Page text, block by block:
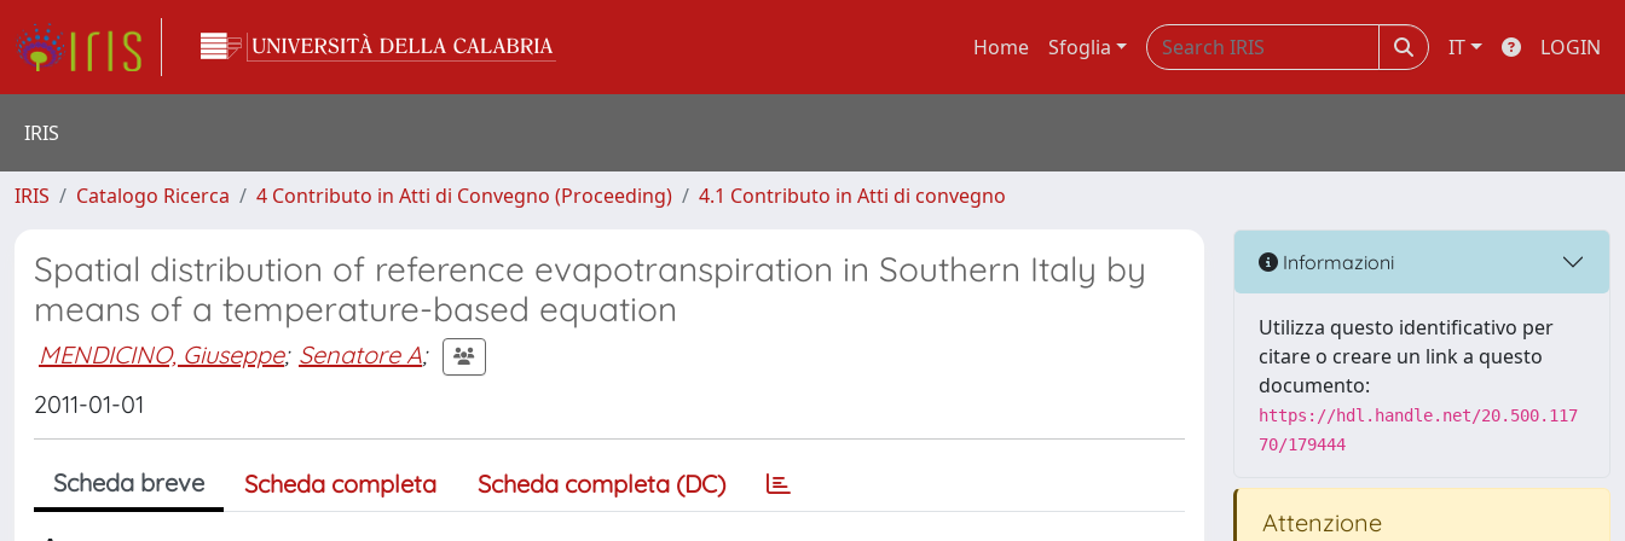
Home Sfoglia IT LOGIN
IRIS
IRIS Catalogo Ricerca 4 Contributo in Atti di Convegno (Proceeding) 4.1 Contributo in Atti di convegno
Spatial distribution of reference evapotranspiration in Southern Italy by
means of a temperature-based equation
MENDICINO, Giuseppe; Senatore A;
2011-01-01
Scheda breve Scheda completa Scheda completa (DC)
Informazioni
Utilizza questo identificativo per
citare o creare un link a questo
documento:
https://hdl.handle.net/20.500.117
70/179444
Attenzione